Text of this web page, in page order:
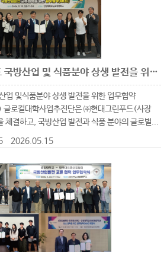
건양대, ㈜현대그린푸드 국방산업 및 식품분야 상생 발전을 위한 업무협약 체결
업 및식품분야 상생 발전을 위한 업무협약
로컬대학사업추진단은 ㈜현대그린푸드(사장
결하고, 국방산업 발전과 식품 분야의 글로벌...
2026.05.15